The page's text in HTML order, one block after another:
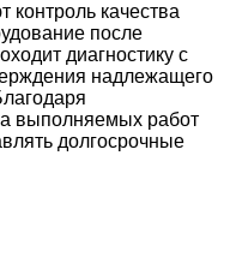
качества
после
диагностику с
надлежащего
выполняемых работ
долгосрочные